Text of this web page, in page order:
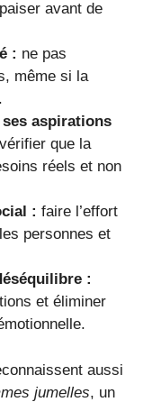
avant de
: ne pas
même si la
aspirations
vérifier que la
réels et non
: faire l’effort
personnes et
:
et éliminer
aussi
jumelles, un